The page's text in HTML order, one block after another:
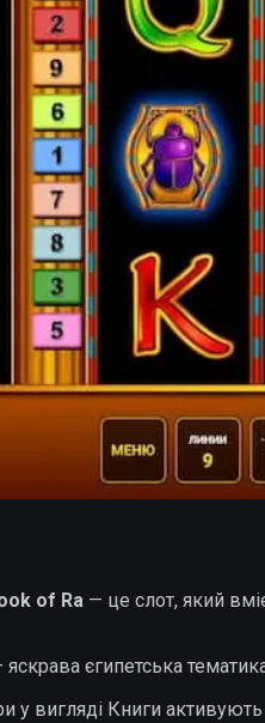
of Ra — це слот, який
єгипетська
у вигляді Книги